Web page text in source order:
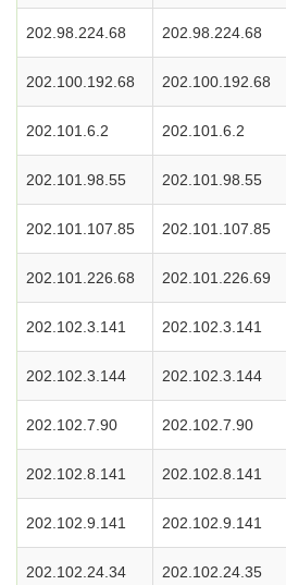
202.98.224.68 202.98.224.68
202.100.192.68 202.100.192.68
202.101.6.2 202.101.6.2
202.101.98.55 202.101.98.55
202.101.107.85 202.101.107.85
202.101.226.68 202.101.226.69
202.102.3.141 202.102.3.141
202.102.3.144 202.102.3.144
202.102.7.90 202.102.7.90
202.102.8.141 202.102.8.141
202.102.9.141 202.102.9.141
202.102.24.34 202.102.24.35